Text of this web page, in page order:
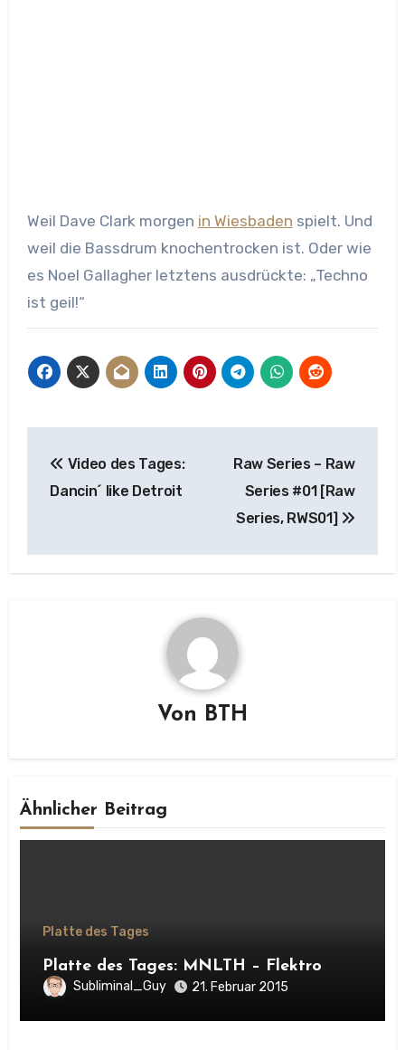
Weil Dave Clark morgen in Wiesbaden spielt. Und
weil die Bassdrum knochentrocken ist. Oder wie
es Noel Gallagher letztens ausdrückte: „Techno
ist geil!“
Video des Tages:
Dancin´ like Detroit
Raw Series – Raw
Series #01 [Raw
Series, RWS01]
Von BTH
Ähnlicher Beitrag
Platte des Tages
Platte des Tages: MNLTH – Flektro
Subliminal_Guy 21. Februar 2015